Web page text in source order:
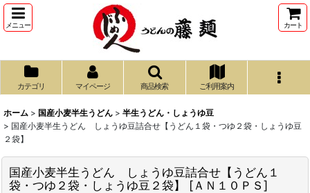
メニュー カート
カテゴリ マイページ 商品検索 ご利用案内
ホーム > 国産小麦半生うどん > 半生うどん・しょうゆ豆
> 国産小麦半生うどん しょうゆ豆詰合せ【うどん１袋・つゆ２袋・しょうゆ豆
２袋】
国産小麦半生うどん しょうゆ豆詰合せ【うどん１
袋・つゆ２袋・しょうゆ豆２袋】
[ＡＮ１０ＰＳ]